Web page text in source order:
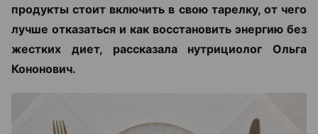
продукты стоит включить в свою тарелку, от чего
лучше отказаться и как восстановить энергию без
жестких диет, рассказала нутрициолог Ольга
Кононович.